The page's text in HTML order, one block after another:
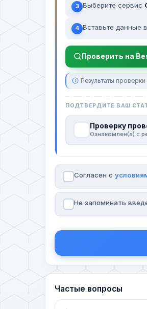
3 Выберите сервис
4 Вставьте данные
Проверить на
Результаты
ПОДТВЕРДИТЕ ВАШ
Проверку
Ознакомлен(а) с
Согласен с
Не запоминать
Частые вопросы